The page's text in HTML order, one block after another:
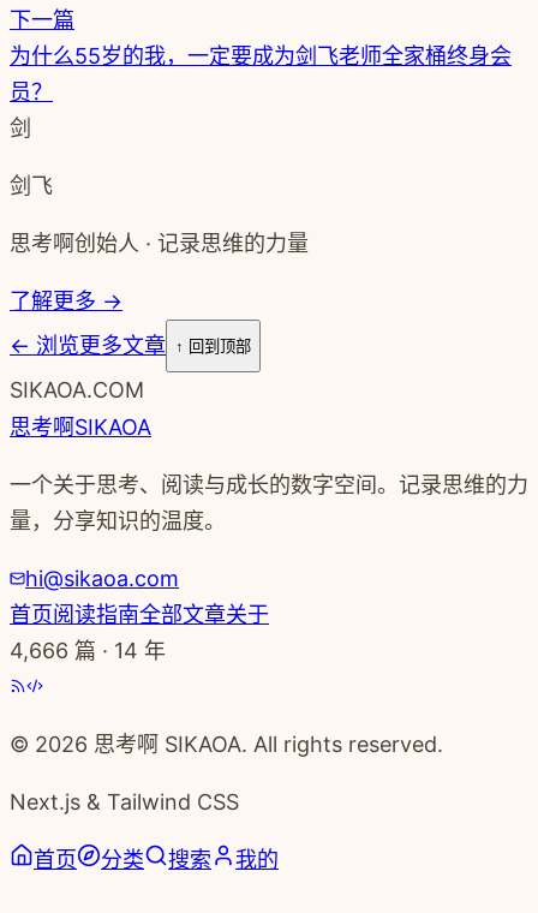
下一篇
为什么55岁的我，一定要成为剑飞老师全家桶终身会
员？
了解更多 →
←浏览更多文章
SIKAOA.COM
一个关于思考、阅读与成长的数字空间。记录思维的力
hi@sikaoa.com
首页阅读指南 全部文章
4,666
Next.js & Tailwind CSS